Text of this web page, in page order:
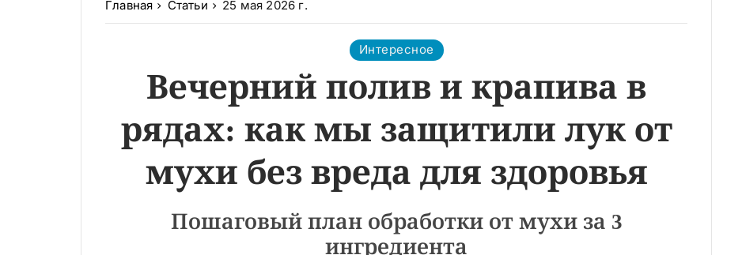
Главная Статьи 25 мая 2026 г.
Интересное
Вечерний полив и крапива в
рядах: как мы защитили лук от
мухи без вреда для здоровья
Пошаговый план обработки от мухи за 3
ингредиента